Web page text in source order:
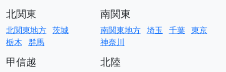
北関東
北関東地方 茨城
栃木 群馬
南関東
南関東地方 埼玉 千葉 東京
神奈川
甲信越 北陸